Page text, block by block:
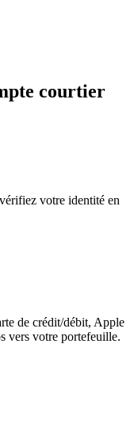
courtier
votre identité en
de crédit/débit, Apple
vers votre portefeuille.